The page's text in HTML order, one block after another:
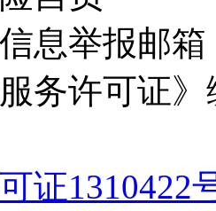
息举报邮箱
服务许可证
证1310422